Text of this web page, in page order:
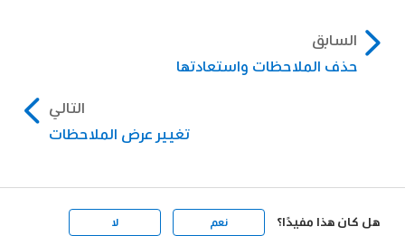
السابق
حذف الملاحظات واستعادتها
التالي
تغيير عرض الملاحظات
هل كان هذا مفيدًا؟ نعم لا